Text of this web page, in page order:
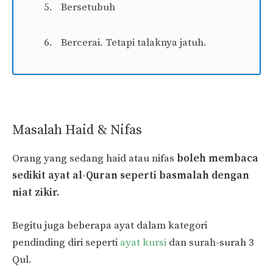
Bersetubuh
Bercerai. Tetapi talaknya jatuh.
Masalah Haid & Nifas
Orang yang sedang haid atau nifas boleh membaca
sedikit ayat al-Quran seperti basmalah dengan
niat zikir.
Begitu juga beberapa ayat dalam kategori
pendinding diri seperti ayat kursi dan surah-surah 3
Qul.